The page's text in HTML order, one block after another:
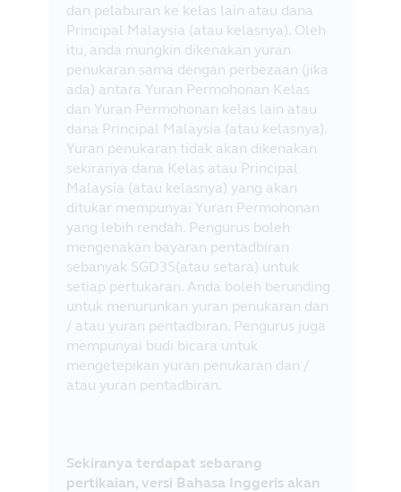
dan pelaburan ke kelas lain atau dana
Principal Malaysia (atau kelasnya). Oleh
itu, anda mungkin dikenakan yuran
penukaran sama dengan perbezaan (jika
ada) antara Yuran Permohonan Kelas
dan Yuran Permohonan kelas lain atau
dana Principal Malaysia (atau kelasnya).
Yuran penukaran tidak akan dikenakan
sekiranya dana Kelas atau Principal
Malaysia (atau kelasnya) yang akan
ditukar mempunyai Yuran Permohonan
yang lebih rendah. Pengurus boleh
mengenakan bayaran pentadbiran
sebanyak SGD35(atau setara) untuk
setiap pertukaran. Anda boleh berunding
untuk menurunkan yuran penukaran dan
/ atau yuran pentadbiran. Pengurus juga
mempunyai budi bicara untuk
mengetepikan yuran penukaran dan /
atau yuran pentadbiran.
Sekiranya terdapat sebarang
pertikaian, versi Bahasa Inggeris akan